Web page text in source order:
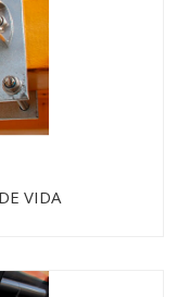
VIDA